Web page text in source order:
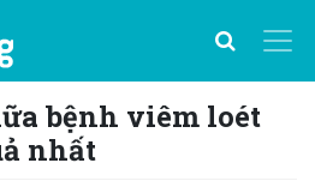
bệnh viêm loét
nhất